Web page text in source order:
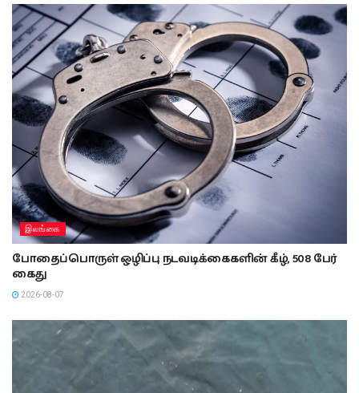
இலங்கை
போதைப்பொருள் ஒழிப்பு நடவடிக்கைகளின் கீழ், 508 பேர்
கைது
2026-08-07